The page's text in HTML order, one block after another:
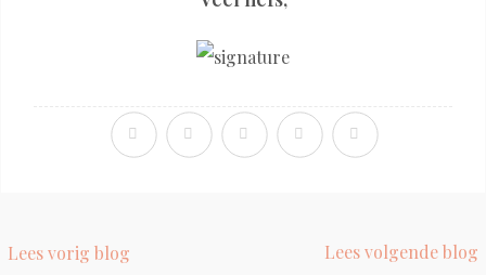
Lees vorig blog Lees volgende blog